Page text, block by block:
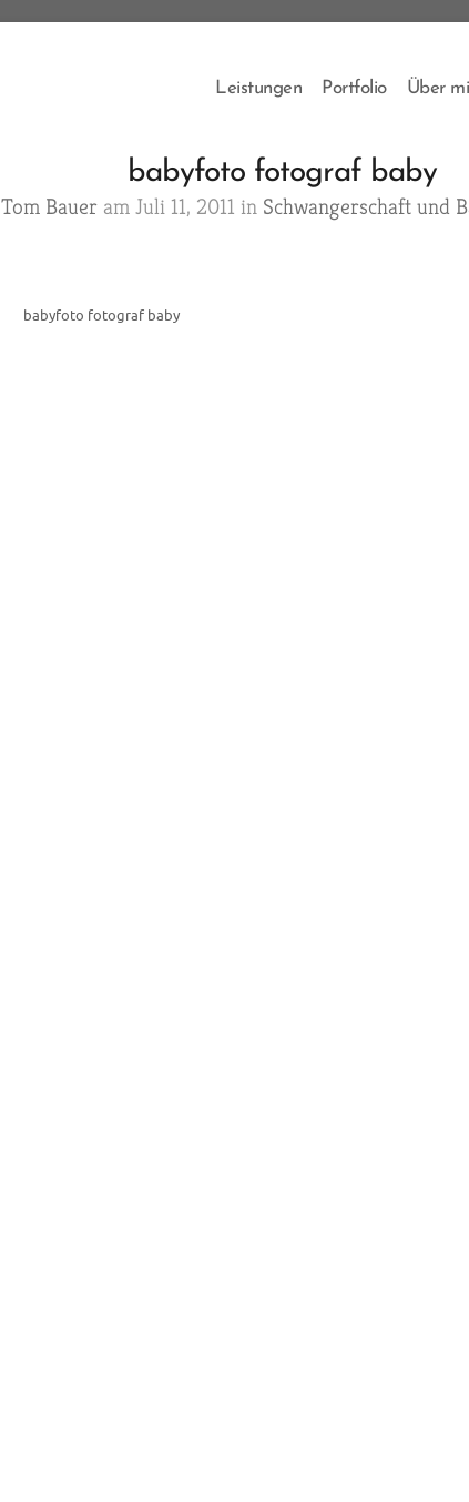
Leistungen Portfolio Über
babyfoto fotograf baby
Tom Baueram Juli 11, 2011 in Schwangerschaft und
babyfoto fotograf baby